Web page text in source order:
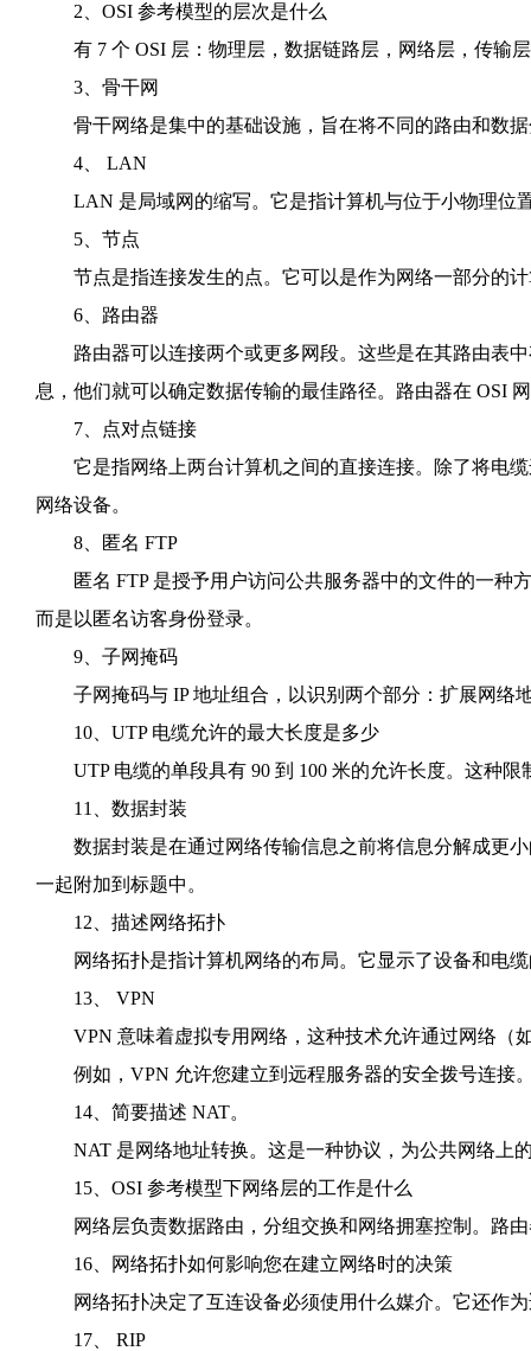
2、OSI 参考模型的层次是什么
有 7 个 OSI 层：物理层，数据链路层，网络层，传输
3、骨干网
骨干网络是集中的基础设施，旨在将不同的路由和数据
4、 LAN
LAN 是局域网的缩写。它是指计算机与位于小物理位
5、节点
节点是指连接发生的点。它可以是作为网络一部分的计
6、路由器
路由器可以连接两个或更多网段。这些是在其路由表中
息，他们就可以确定数据传输的最佳路径。路由器在 OSI
7、点对点链接
它是指网络上两台计算机之间的直接连接。除了将电缆
网络设备。
8、匿名 FTP
匿名 FTP 是授予用户访问公共服务器中的文件的一种
而是以匿名访客身份登录。
9、子网掩码
子网掩码与 IP 地址组合，以识别两个部分：扩展网络
10、UTP 电缆允许的最大长度是多少
UTP 电缆的单段具有 90 到 100 米的允许长度。这种限
11、数据封装
数据封装是在通过网络传输信息之前将信息分解成更小
一起附加到标题中。
12、描述网络拓扑
网络拓扑是指计算机网络的布局。它显示了设备和电缆
13、 VPN
VPN 意味着虚拟专用网络，这种技术允许通过网络（如
例如，VPN 允许您建立到远程服务器的安全拨号连接
14、简要描述 NAT。
NAT 是网络地址转换。这是一种协议，为公共网络上的
15、OSI 参考模型下网络层的工作是什么
网络层负责数据路由，分组交换和网络拥塞控制。路由
16、网络拓扑如何影响您在建立网络时的决策
网络拓扑决定了互连设备必须使用什么媒介。它还作为
17、 RIP